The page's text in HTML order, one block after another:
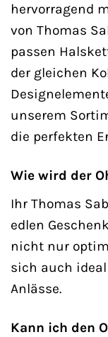
hervorragend
von Thomas
passen
der gleichen
unserem
die perfekten
Wie wird der
Ihr Thomas
edlen
nicht nur
sich auch
Anlässe.
Kann ich den